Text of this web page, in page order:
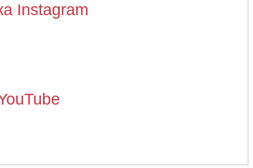
Instagram